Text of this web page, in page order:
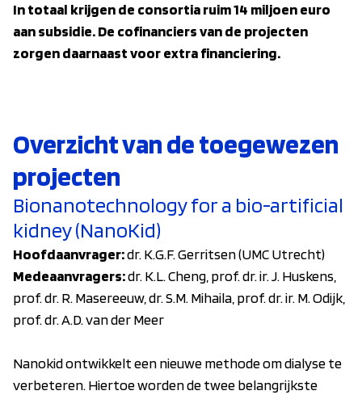
In totaal krijgen de consortia ruim 14 miljoen euro
aan subsidie. De cofinanciers van de projecten
zorgen daarnaast voor extra financiering.
Overzicht van de toegewezen
projecten
Bionanotechnology for a bio-artificial
kidney (NanoKid)
Hoofdaanvrager:dr. K.G.F. Gerritsen (UMC Utrecht)
Medeaanvragers:dr. K.L. Cheng, prof. dr. ir. J. Huskens,
prof. dr. R. Masereeuw, dr. S.M. Mihaila, prof. dr. ir. M. Odijk,
prof. dr. A.D. van der Meer
Nanokid ontwikkelt een nieuwe methode om dialyse te
verbeteren. Hiertoe worden de twee belangrijkste